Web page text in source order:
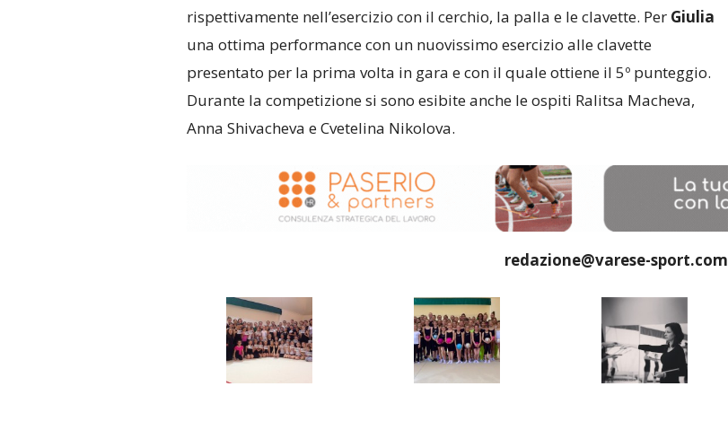
rispettivamente nell’esercizio con il cerchio, la palla e le clavette. Per Giulia
una ottima performance con un nuovissimo esercizio alle clavette
presentato per la prima volta in gara e con il quale ottiene il 5º punteggio.
Durante la competizione si sono esibite anche le ospiti Ralitsa Macheva,
Anna Shivacheva e Cvetelina Nikolova.
redazione@varese-sport.com